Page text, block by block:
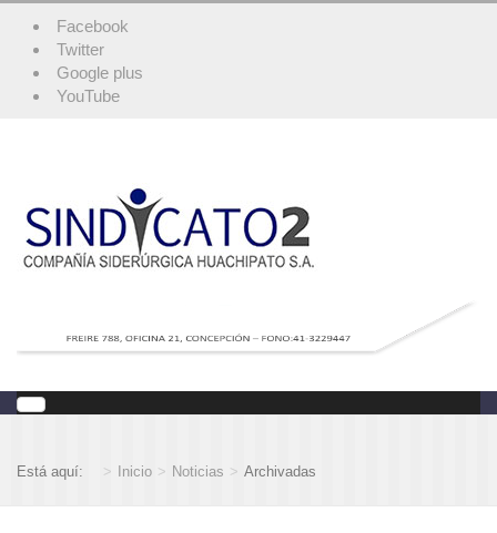
Facebook
Twitter
Google plus
YouTube
Está aquí: Inicio Noticias Archivadas